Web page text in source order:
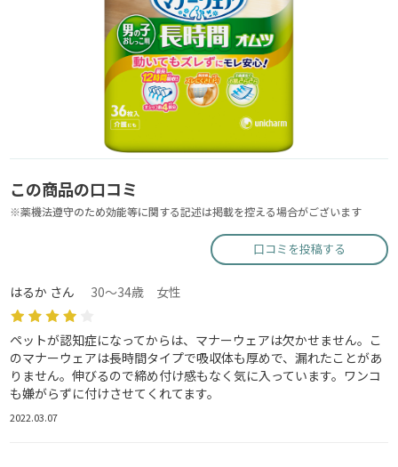
この商品の口コミ
※薬機法遵守のため効能等に関する記述は掲載を控える場合がございます
口コミを投稿する
はるか さん 30～34歳 女性
ペットが認知症になってからは、マナーウェアは欠かせません。こ
のマナーウェアは長時間タイプで吸収体も厚めで、漏れたことがあ
りません。伸びるので締め付け感もなく気に入っています。ワンコ
も嫌がらずに付けさせてくれてます。
2022.03.07